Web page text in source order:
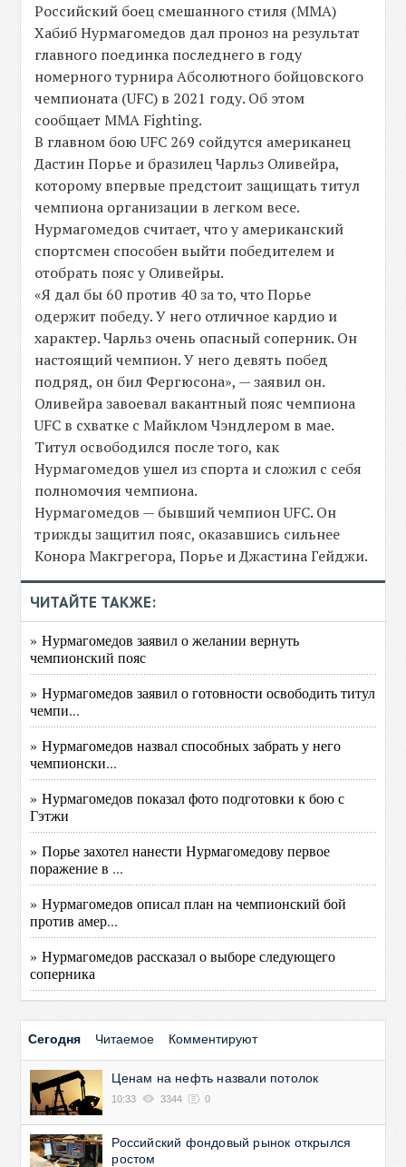
Российский боец смешанного стиля (MMA)
Хабиб Нурмагомедов дал проноз на результат
главного поединка последнего в году
номерного турнира Абсолютного бойцовского
чемпионата (UFC) в 2021 году. Об этом
сообщает MMA Fighting.
В главном бою UFC 269 сойдутся американец
Дастин Порье и бразилец Чарльз Оливейра,
которому впервые предстоит защищать титул
чемпиона организации в легком весе.
Нурмагомедов считает, что у американский
спортсмен способен выйти победителем и
отобрать пояс у Оливейры.
«Я дал бы 60 против 40 за то, что Порье
одержит победу. У него отличное кардио и
характер. Чарльз очень опасный соперник. Он
настоящий чемпион. У него девять побед
подряд, он бил Фергюсона», — заявил он.
Оливейра завоевал вакантный пояс чемпиона
UFC в схватке с Майклом Чэндлером в мае.
Титул освободился после того, как
Нурмагомедов ушел из спорта и сложил с себя
полномочия чемпиона.
Нурмагомедов — бывший чемпион UFC. Он
трижды защитил пояс, оказавшись сильнее
Конора Макгрегора, Порье и Джастина Гейджи.
ЧИТАЙТЕ ТАКЖЕ:
» Нурмагомедов заявил о желании вернуть
чемпионский пояс
» Нурмагомедов заявил о готовности освободить титул
чемпи...
» Нурмагомедов назвал способных забрать у него
чемпионски...
» Нурмагомедов показал фото подготовки к бою с
Гэтжи
» Порье захотел нанести Нурмагомедову первое
поражение в ...
» Нурмагомедов описал план на чемпионский бой
против амер...
» Нурмагомедов рассказал о выборе следующего
соперника
Сегодня Читаемое Комментируют
Ценам на нефть назвали потолок
10:33 3344 0
Российский фондовый рынок открылся
ростом